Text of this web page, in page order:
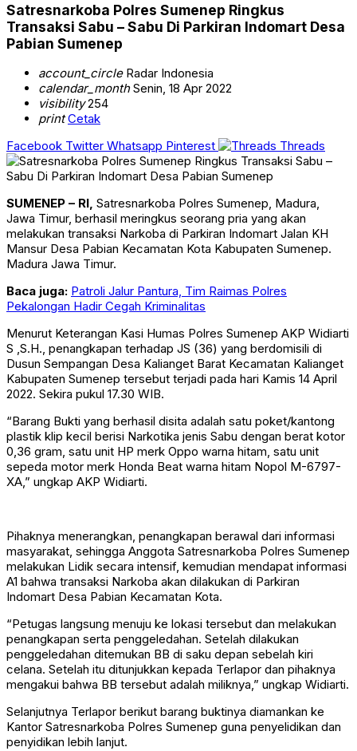
Satresnarkoba Polres Sumenep Ringkus
Transaksi Sabu – Sabu Di Parkiran Indomart Desa
Pabian Sumenep
account_circleRadar Indonesia
calendar_monthSenin, 18 Apr 2022
visibility254
print Cetak
Facebook Twitter Whatsapp Pinterest Threads
SUMENEP – RI, Satresnarkoba Polres Sumenep, Madura,
Jawa Timur, berhasil meringkus seorang pria yang akan
melakukan transaksi Narkoba di Parkiran Indomart Jalan KH
Mansur Desa Pabian Kecamatan Kota Kabupaten Sumenep.
Madura Jawa Timur.
Baca juga: Patroli Jalur Pantura, Tim Raimas Polres
Pekalongan Hadir Cegah Kriminalitas
Menurut Keterangan Kasi Humas Polres Sumenep AKP Widiarti
S ,S.H., penangkapan terhadap JS (36) yang berdomisili di
Dusun Sempangan Desa Kalianget Barat Kecamatan Kalianget
Kabupaten Sumenep tersebut terjadi pada hari Kamis 14 April
2022. Sekira pukul 17.30 WIB.
“Barang Bukti yang berhasil disita adalah satu poket/kantong
plastik klip kecil berisi Narkotika jenis Sabu dengan berat kotor
0,36 gram, satu unit HP merk Oppo warna hitam, satu unit
sepeda motor merk Honda Beat warna hitam Nopol M-6797-
XA,” ungkap AKP Widiarti.
Pihaknya menerangkan, penangkapan berawal dari informasi
masyarakat, sehingga Anggota Satresnarkoba Polres Sumenep
melakukan Lidik secara intensif, kemudian mendapat informasi
A1 bahwa transaksi Narkoba akan dilakukan di Parkiran
Indomart Desa Pabian Kecamatan Kota.
“Petugas langsung menuju ke lokasi tersebut dan melakukan
penangkapan serta penggeledahan. Setelah dilakukan
penggeledahan ditemukan BB di saku depan sebelah kiri
celana. Setelah itu ditunjukkan kepada Terlapor dan pihaknya
mengakui bahwa BB tersebut adalah miliknya,” ungkap Widiarti.
Selanjutnya Terlapor berikut barang buktinya diamankan ke
Kantor Satresnarkoba Polres Sumenep guna penyelidikan dan
penyidikan lebih lanjut.